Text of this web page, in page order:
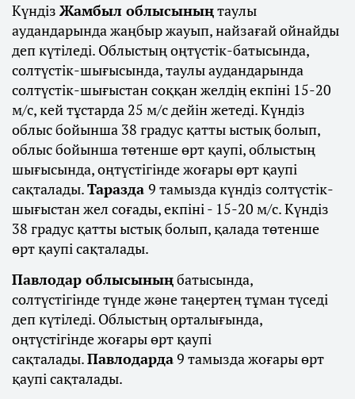
Күндіз Жамбыл облысыныңтаулы
аудандарында жаңбыр жауып, найзағай ойнайды
деп күтіледі. Облыстың оңтүстік-батысында,
солтүстік-шығысында, таулы аудандарында
солтүстік-шығыстан соққан желдің екпіні 15-20
м/с, кей тұстарда 25 м/с дейін жетеді. Күндіз
облыс бойынша 38 градус қатты ыстық болып,
облыс бойынша төтенше өрт қаупі, облыстың
шығысында, оңтүстігінде жоғары өрт қаупі
сақталады.Таразда 9 тамызда күндіз солтүстік-
шығыстан жел соғады, екпіні - 15-20 м/с. Күндіз
38 градус қатты ыстық болып, қалада төтенше
өрт қаупі сақталады.
Павлодар облысыныңбатысында,
солтүстігінде түнде және таңертең тұман түседі
деп күтіледі. Облыстың орталығында,
оңтүстігінде жоғары өрт қаупі
сақталады.Павлодарда9 тамызда жоғары өрт
қаупі сақталады.